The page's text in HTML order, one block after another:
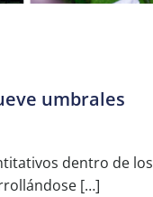
umbrales
dentro de los
[…]